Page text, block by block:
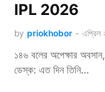
IPL 2026
by priokhobor - এপ্রিল
১৪৬ বলের অপেক্ষার
ডেস্ক: এত দিন তিনি…